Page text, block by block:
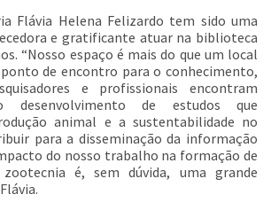
Flávia Helena Felizardo tem sido uma
e gratificante atuar na biblioteca
“Nosso espaço é mais do que um local
ponto de encontro para o conhecimento,
e profissionais encontram
de estudos que
animal e a sustentabilidade no
para a disseminação da informação
do nosso trabalho na formação de
é, sem dúvida, uma grande